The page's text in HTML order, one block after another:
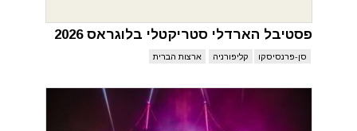
פסטיבל הארדלי סטריקטלי בלוגראס 2026
סן-פרנסיסקו קליפורניה ארצות הברית